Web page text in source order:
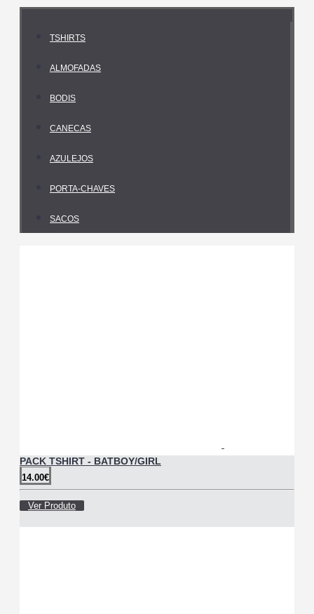
TSHIRTS
ALMOFADAS
BODIS
CANECAS
AZULEJOS
PORTA-CHAVES
SACOS
PACK TSHIRT - BATBOY/GIRL
14.00€
Ver Produto